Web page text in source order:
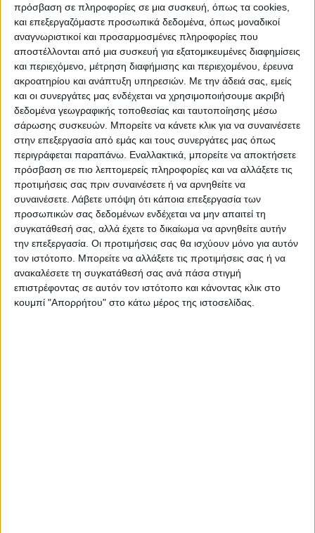
πρόσβαση σε πληροφορίες σε μια συσκευή, όπως τα cookies,
και επεξεργαζόμαστε προσωπικά δεδομένα, όπως μοναδικοί
αναγνωριστικοί και προσαρμοσμένες πληροφορίες που
αποστέλλονται από μια συσκευή για εξατομικευμένες διαφημίσεις
και περιεχόμενο, μέτρηση διαφήμισης και περιεχομένου, έρευνα
ακροατηρίου και ανάπτυξη υπηρεσιών. Με την άδειά σας, εμείς
και οι συνεργάτες μας ενδέχεται να χρησιμοποιήσουμε ακριβή
δεδομένα γεωγραφικής τοποθεσίας και ταυτοποίησης μέσω
σάρωσης συσκευών. Μπορείτε να κάνετε κλικ για να συναινέσετε
στην επεξεργασία από εμάς και τους συνεργάτες μας όπως
περιγράφεται παραπάνω. Εναλλακτικά, μπορείτε να αποκτήσετε
πρόσβαση σε πιο λεπτομερείς πληροφορίες και να αλλάξετε τις
προτιμήσεις σας πριν συναινέσετε ή να αρνηθείτε να
συναινέσετε. Λάβετε υπόψη ότι κάποια επεξεργασία των
προσωπικών σας δεδομένων ενδέχεται να μην απαιτεί τη
συγκατάθεσή σας, αλλά έχετε το δικαίωμα να αρνηθείτε αυτήν
την επεξεργασία. Οι προτιμήσεις σας θα ισχύουν μόνο για αυτόν
τον ιστότοπο. Μπορείτε να αλλάξετε τις προτιμήσεις σας ή να
ανακαλέσετε τη συγκατάθεσή σας ανά πάσα στιγμή
επιστρέφοντας σε αυτόν τον ιστότοπο και κάνοντας κλικ στο
κουμπί "Απορρήτου" στο κάτω μέρος της ιστοσελίδας.
WEB TV
Αφιέρωμα στην άνοδο της Δόξας
Μαχολουρίου